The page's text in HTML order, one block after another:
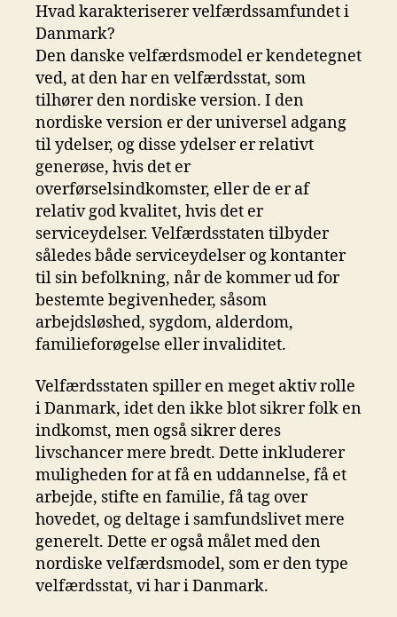
Hvad karakteriserer velfærdssamfundet i
Danmark?
Den danske velfærdsmodel er kendetegnet
ved, at den har en velfærdsstat, som
tilhører den nordiske version. I den
nordiske version er der universel adgang
til ydelser, og disse ydelser er relativt
generøse, hvis det er
overførselsindkomster, eller de er af
relativ god kvalitet, hvis det er
serviceydelser. Velfærdsstaten tilbyder
således både serviceydelser og kontanter
til sin befolkning, når de kommer ud for
bestemte begivenheder, såsom
arbejdsløshed, sygdom, alderdom,
familieforøgelse eller invaliditet.
Velfærdsstaten spiller en meget aktiv rolle
i Danmark, idet den ikke blot sikrer folk en
indkomst, men også sikrer deres
livschancer mere bredt. Dette inkluderer
muligheden for at få en uddannelse, få et
arbejde, stifte en familie, få tag over
hovedet, og deltage i samfundslivet mere
generelt. Dette er også målet med den
nordiske velfærdsmodel, som er den type
velfærdsstat, vi har i Danmark.